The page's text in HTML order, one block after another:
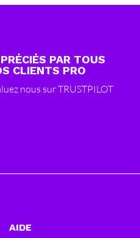
PAR TOUS
CLIENTS PRO
nous sur TRUSTPILOT
AIDE